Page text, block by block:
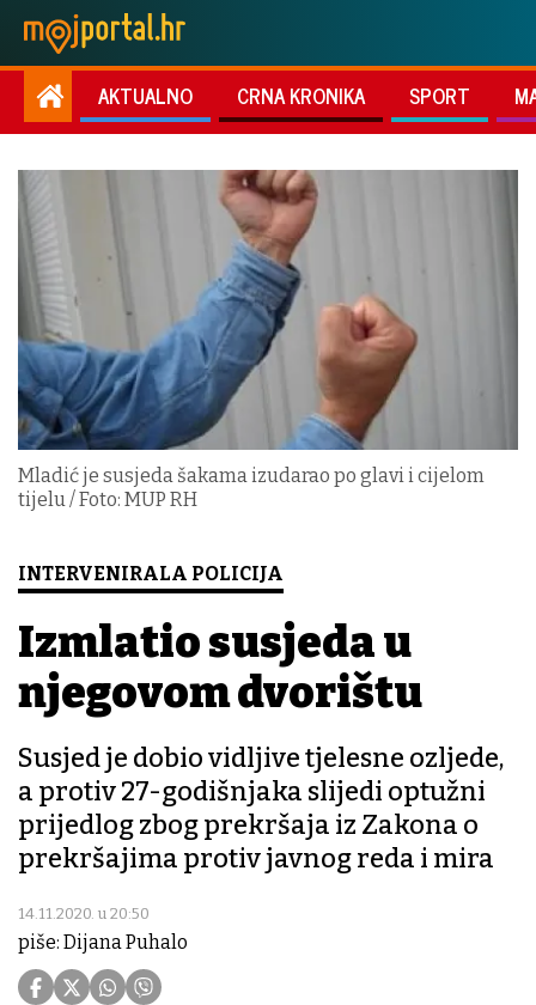
AKTUALNO CRNA KRONIKA SPORT
Mladić je susjeda šakama izudarao po glavi i cijelom
tijelu / Foto: MUP RH
INTERVENIRALA POLICIJA
Izmlatio susjeda u
njegovom dvorištu
Susjed je dobio vidljive tjelesne ozljede,
a protiv 27-godišnjaka slijedi optužni
prijedlog zbog prekršaja iz Zakona o
prekršajima protiv javnog reda i mira
14.11.2020. u 20:50
piše: Dijana Puhalo